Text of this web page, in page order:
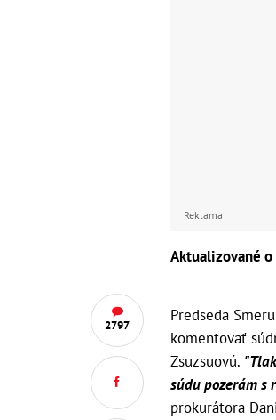
2797
Reklama
Aktualizované
Predseda
komentovať
Zsuzsuovú.
súdu pozerám s
prokurátora